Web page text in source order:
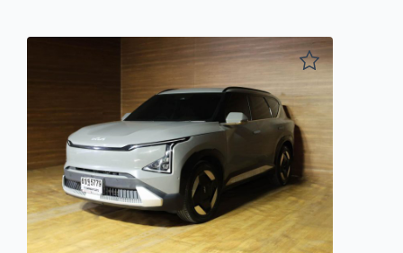
BYD Seal AWD Performance
BYD Seal Premium RWD
BYD Seal Dynamic RWD
BYD ATTO 3 Extended
BYD ATTO 3 Standard
BYD Dolphin Extended Range
BYD Dolphin Standard Range
MG EP EV 2022
MG ES